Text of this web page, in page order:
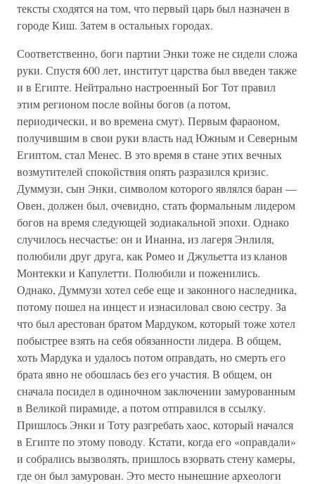
тексты сходятся на том, что первый царь был назначен в
городе Киш. Затем в остальных городах.
Соответственно, боги партии Энки тоже не сидели сложа
руки. Спустя 600 лет, институт царства был введен также
и в Египте. Нейтрально настроенный Бог Тот правил
этим регионом после войны богов (а потом,
периодически, и во времена смут). Первым фараоном,
получившим в свои руки власть над Южным и Северным
Египтом, стал Менес. В это время в стане этих вечных
возмутителей спокойствия опять разразился кризис.
Думмузи, сын Энки, символом которого являлся баран —
Овен, должен был, очевидно, стать формальным лидером
богов на время следующей зодиакальной эпохи. Однако
случилось несчастье: он и Инанна, из лагеря Энлиля,
полюбили друг друга, как Ромео и Джульетта из кланов
Монтекки и Капулетти. Полюбили и поженились.
Однако, Думмузи хотел себе еще и законного наследника,
потому пошел на инцест и изнасиловал свою сестру. За
что был арестован братом Мардуком, который тоже хотел
побыстрее взять на себя обязанности лидера. В общем,
хоть Мардука и удалось потом оправдать, но смерть его
брата явно не обошлась без его участия. В общем, он
сначала посидел в одиночном заключении замурованным
в Великой пирамиде, а потом отправился в ссылку.
Пришлось Энки и Тоту разгребать хаос, который начался
в Египте по этому поводу. Кстати, когда его «оправдали»
и собрались вызволять, пришлось взорвать стену камеры,
где он был замурован. Это место нынешние археологи